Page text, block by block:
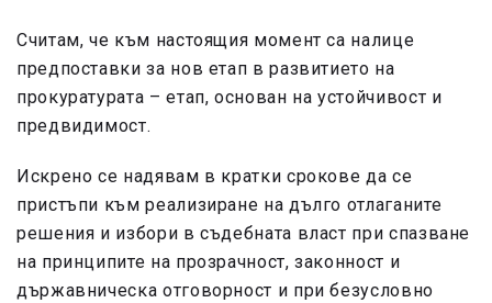
Считам, че към настоящия момент са налице
предпоставки за нов етап в развитието на
прокуратурата – етап, основан на устойчивост и
предвидимост.
Искрено се надявам в кратки срокове да се
пристъпи към реализиране на дълго отлаганите
решения и избори в съдебната власт при спазване
на принципите на прозрачност, законност и
държавническа отговорност и при безусловно